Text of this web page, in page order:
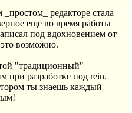
редакторе стала
ещё во время работы
под вдохновением от
возможно.
"традиционный"
при разработке под rein.
ты знаешь каждый